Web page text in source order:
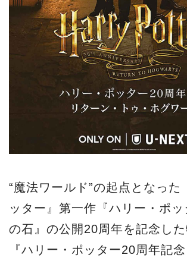
“魔法ワールド”の起点となった
ッター』第一作『ハリー・ポ
の石』の公開20周年を記念し
『ハリー・ポッター20周年記